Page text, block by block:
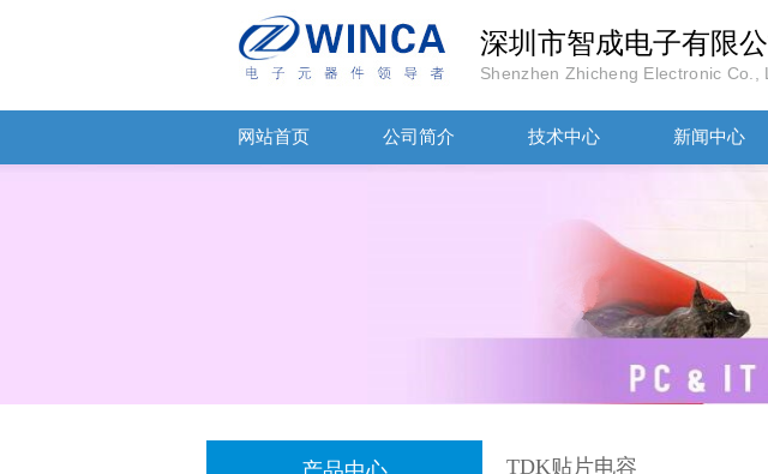
深圳市智成电子有限
Shenzhen Zhicheng Electronic Co.,
网站首页 公司简介 技术中心 新闻中心
TDK车规电容CGA9P3X7S2A156MT0Y0N
TDK贴片电容